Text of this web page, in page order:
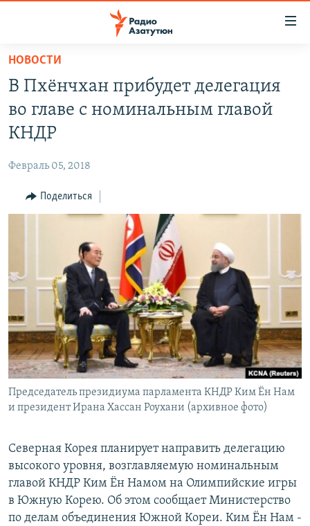
Перейти
основному
содержанию
Перейти
основной
навигации
Перейти
ПОЛИТИКА
ЭКОНОМИКА
РЕГИОН
СПОРТ
Հայերեն
English
Русский
НОВОСТИ
В Пхёнчхан прибудет делегация
во главе с номинальным главой
КНДР
Февраль 05, 2018
Поделиться
Председатель президиума парламента КНДР Ким Ён Нам
и президент Ирана Хассан Роухани (архивное фото)
Северная Корея планирует направить делегацию
высокого уровня, возглавляемую номинальным
главой КНДР Ким Ён Намом на Олимпийские игры
в Южную Корею. Об этом сообщает Министерство
по делам объединения Южной Кореи. Ким Ён Нам -